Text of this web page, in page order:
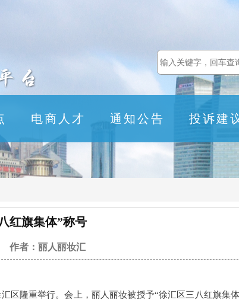
电商人才 通知公告 投诉建
红旗集体”称号
作者：丽人丽妆汇
区隆重举行。会上，丽人丽妆被授予“徐汇区三八红旗集